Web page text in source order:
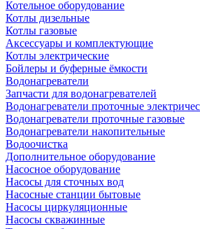
Котельное оборудование
Котлы дизельные
Котлы газовые
Аксессуары и комплектующие
Котлы электрические
Бойлеры и буферные ёмкости
Водонагреватели
Запчасти для водонагревателей
Водонагреватели проточные
Водонагреватели проточные газовые
Водонагреватели накопительные
Водоочистка
Дополнительное оборудование
Насосное оборудование
Насосы для сточных вод
Насосные станции бытовые
Насосы циркуляционные
Насосы скважинные